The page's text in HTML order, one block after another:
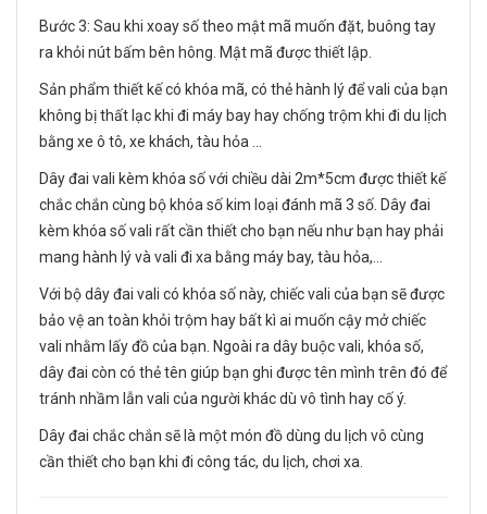
Bước 3: Sau khi xoay số theo mật mã muốn đặt, buông tay
ra khỏi nút bấm bên hông. Mật mã được thiết lập.
Sản phẩm thiết kế có khóa mã, có thẻ hành lý để vali của bạn
không bị thất lạc khi đi máy bay hay chống trộm khi đi du lịch
bằng xe ô tô, xe khách, tàu hỏa ...
Dây đai vali kèm khóa số với chiều dài 2m*5cm được thiết kế
chắc chắn cùng bộ khóa số kim loại đánh mã 3 số. Dây đai
kèm khóa số vali rất cần thiết cho bạn nếu như bạn hay phải
mang hành lý và vali đi xa bằng máy bay, tàu hỏa,...
Với bộ dây đai vali có khóa số này, chiếc vali của bạn sẽ được
bảo vệ an toàn khỏi trộm hay bất kì ai muốn cậy mở chiếc
vali nhằm lấy đồ của bạn. Ngoài ra dây buộc vali, khóa số,
dây đai còn có thẻ tên giúp bạn ghi được tên mình trên đó để
tránh nhầm lẫn vali của người khác dù vô tình hay cố ý.
Dây đai chắc chắn sẽ là một món đồ dùng du lịch vô cùng
cần thiết cho bạn khi đi công tác, du lịch, chơi xa.